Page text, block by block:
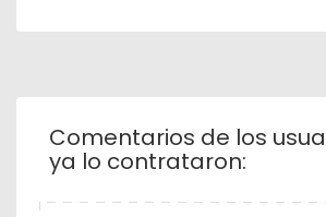
Comentarios de los
ya lo contrataron: